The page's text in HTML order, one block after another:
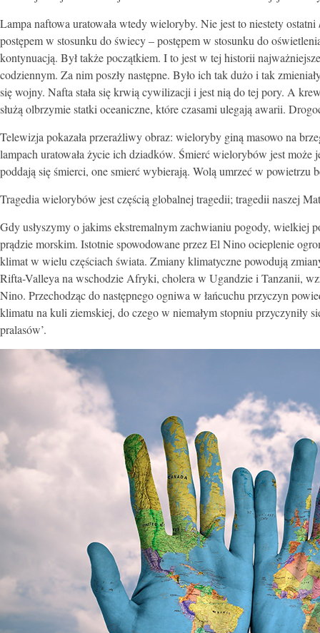
Lampa naftowa uratowała wtedy wieloryby. Nie jest to niestety ostatni
postępem w stosunku do świecy – postępem w stosunku do
kontynuacją. Był także początkiem. I to jest w tej historii
codziennym. Za nim poszły następne. Było ich tak dużo i tak
się wojny. Nafta stała się krwią cywilizacji i jest nią do tej pory. A
służą olbrzymie statki oceaniczne, które czasami ulegają awarii.
Telewizja pokazała przerażliwy obraz: wieloryby giną masowo na
lampach uratowała życie ich dziadków. Śmierć wielorybów jest
poddają się śmierci, one smierć wybierają. Wolą umrzeć w
Tragedia wielorybów jest częścią globalnej tragedii; tragedii naszej
Gdy usłyszymy o jakims ekstremalnym zachwianiu pogody, wielkiej
prądzie morskim. Istotnie spowodowane przez El Nino ocieplenie
klimat w wielu częściach świata. Zmiany klimatyczne powodują
Rifta-Valleya na wschodzie Afryki, cholera w Ugandzie i Tanzanii,
Nino. Przechodząc do następnego ogniwa w łańcuchu przyczyn
klimatu na kuli ziemskiej, do czego w niemałym stopniu przyczyniły
pralasów’.